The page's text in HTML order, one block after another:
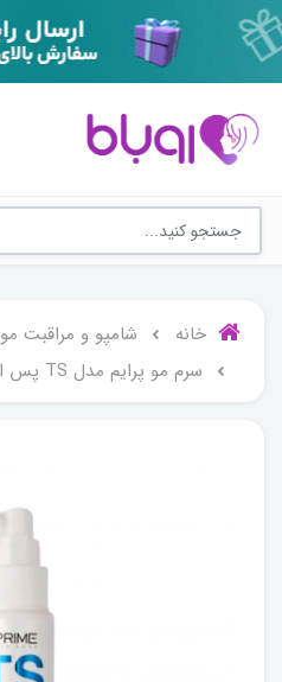
خانه شامپو و مراقبت مو
سرم مو پرایم مدل TS پس از کاشت 60 میلی‌لیتر